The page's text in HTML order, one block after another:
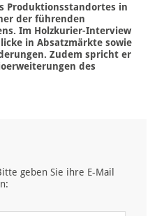
Produktionsstandortes in
der führenden
Im Holzkurier-Interview
in Absatzmärkte sowie
Zudem spricht er
des
geben Sie ihre E-Mail